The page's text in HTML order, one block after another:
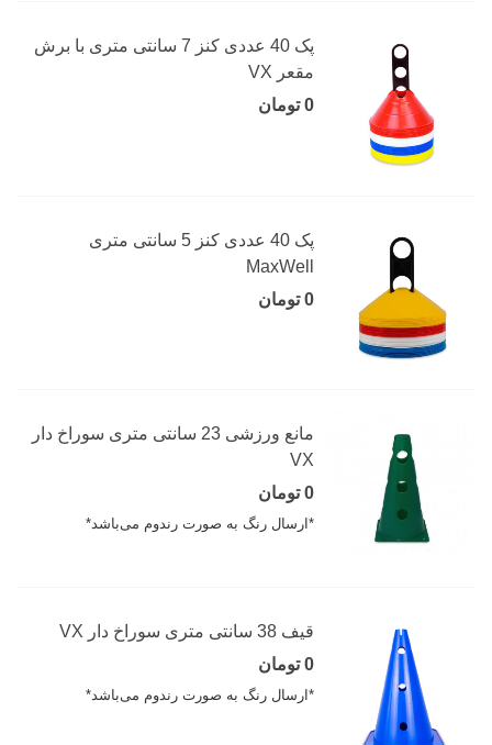
پک 40 عددی کنز 7 سانتی متری با برش
مقعر VX
0 تومان
پک 40 عددی کنز 5 سانتی متری
MaxWell
0 تومان
مانع ورزشی 23 سانتی متری سوراخ دار
VX
0 تومان
*ارسال رنگ به صورت رندوم می‌باشد*
قیف 38 سانتی متری سوراخ دار VX
0 تومان
*ارسال رنگ به صورت رندوم می‌باشد*